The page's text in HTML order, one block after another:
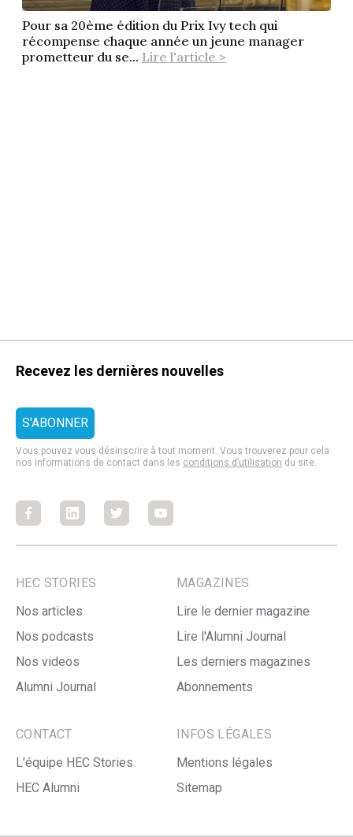
Pour sa 20ème édition du Prix Ivy tech qui
récompense chaque année un jeune manager
prometteur du se... Lire l'article >
Recevez les dernières nouvelles
Vous pouvez vous désinscrire à tout moment. Vous trouverez pour cela
nos informations de contact dans les conditions d’utilisation du site.
FacebookFacebookFacebookFacebook
HEC STORIES
Nos articles
Nos podcasts
Nos videos
Alumni Journal
MAGAZINES
Lire le dernier magazine
Lire l'Alumni Journal
Les derniers magazines
Abonnements
CONTACT
L'équipe HEC Stories
HEC Alumni
INFOS LÉGALES
Mentions légales
Sitemap